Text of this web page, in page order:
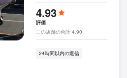
4.93
評価
この店舗の合計 4.90
24時間以内の返信